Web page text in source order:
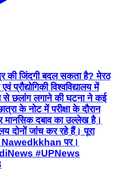
की जिंदगी बदल सकता है? मेरठ
विश्वविद्यालय में
से छलांग लगाने की घटना ने कई
के नोट में परीक्षा के दौरान
दबाव का उल्लेख है।
दोनों जांच कर रहे हैं। पूरा
पर।
#UPNews